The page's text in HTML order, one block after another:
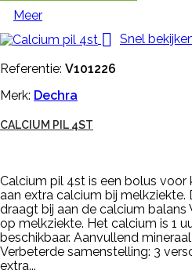
Meer
 Snel
Referentie: V101226
Merk: Dechra
CALCIUM PIL 4ST
Calcium pil 4st is een bolus
aan extra calcium bij melkziekte.
draagt bij aan de calcium balans
op melkziekte. Het calcium is 1
beschikbaar. Aanvullend
Verbeterde samenstelling: 3
extra...